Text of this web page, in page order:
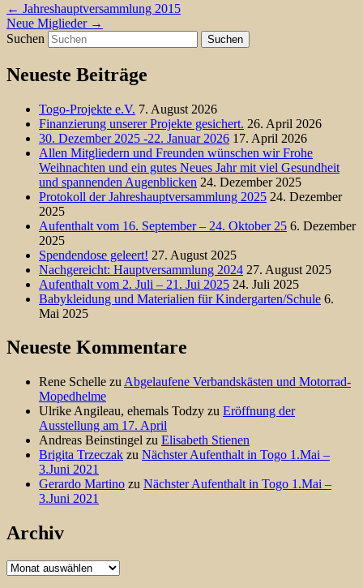
← Jahreshauptversammlung 2015
Neue Miglieder →
Suchen
Neueste Beiträge
Togo-Projekte e.V. 7. August 2026
Finanzierung unserer Projekte gesichert. 26. April 2026
30. Dezember 2025 -22. Januar 2026 17. April 2026
Allen Mitgliedern und Freunden wünschen wir Frohe
Weihnachten und ein gutes Neues Jahr mit viel Gesundheit
und spannenden Augenblicken 24. Dezember 2025
Protokoll der Jahreshauptversammlung 2025 24. Dezember
2025
Aufenthalt vom 16. September – 24. Oktober 25 6. Dezember
2025
Spendendose geleert! 27. August 2025
Nachgereicht: Hauptversammlung 2024 27. August 2025
Aufenthalt vom 2. Juli – 21. Jui 2025 24. Juli 2025
Babykleidung und Materialien für Kindergarten/Schule 6.
Mai 2025
Neueste Kommentare
Rene Schelle zu Abgelaufene Verbandskästen und Motorrad-
Mopedhelme
Ulrike Angileau, ehemals Todzy zu Eröffnung der
Ausstellung am 17. April
Andreas Beinstingel zu Elisabeth Stienen
Brigita Trzeczak zu Nächster Aufenthalt in Togo 1.Mai –
3.Juni 2021
Gerardo Martino zu Nächster Aufenthalt in Togo 1.Mai –
3.Juni 2021
Archiv
Archiv